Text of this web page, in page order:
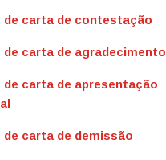
de carta de contestação
de carta de agradecimento
de carta de apresentação
de carta de demissão